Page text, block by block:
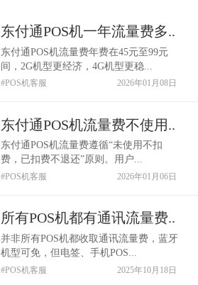
东付通POS机一年流量费多..
东付通POS机流量费年费在45元至99元
间，2G机型更经济，4G机型更稳...
#POS机客服 2026年01月08日
东付通POS机流量费不使用..
东付通POS机流量费遵循“未使用不扣
费，已扣费不退还”原则。用户...
#POS机客服 2026年01月06日
所有POS机都有通讯流量费..
并非所有POS机都收取通讯流量费，蓝牙
机型可免，但电签、手机POS...
#POS机客服 2025年10月18日